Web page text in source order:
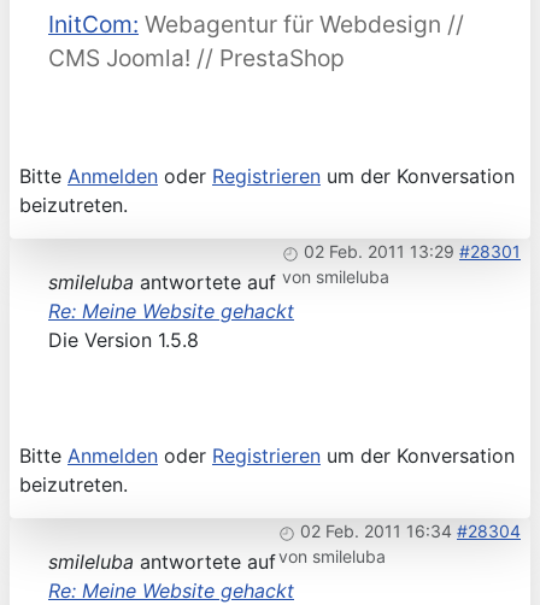
InitCom: Webagentur für Webdesign //
CMS Joomla! // PrestaShop
Bitte Anmelden oder Registrieren um der Konversation
beizutreten.
02 Feb. 2011 13:29 #28301
von smileluba
smileluba antwortete auf
Re: Meine Website gehackt
Die Version 1.5.8
Bitte Anmelden oder Registrieren um der Konversation
beizutreten.
02 Feb. 2011 16:34 #28304
von smileluba
smileluba antwortete auf
Re: Meine Website gehackt